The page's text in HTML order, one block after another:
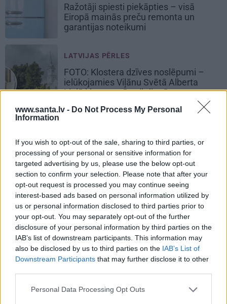
www.santa.lv - Do Not Process My Personal
Information
If you wish to opt-out of the sale, sharing to third parties, or
processing of your personal or sensitive information for
targeted advertising by us, please use the below opt-out
section to confirm your selection. Please note that after your
opt-out request is processed you may continue seeing
interest-based ads based on personal information utilized by
us or personal information disclosed to third parties prior to
your opt-out. You may separately opt-out of the further
disclosure of your personal information by third parties on the
IAB’s list of downstream participants. This information may
also be disclosed by us to third parties on the IAB’s List of
Downstream Participants that may further disclose it to other
Personal Data Processing Opt Outs
Ražotāji spiesti piekāpties – visā
Eiropā mainās preču remonta un
garantijas noteikumi
LATVIJAS PĒRLES
FOTO: Klostera dzīves noslēpumi –
ielūkojamies Viļānu Svētā Alberta
Lielā klostera tēvu ikdienā
«Mana eksistences forma kopš
bērnības – cīņa.» Lauris Dzelzītis par
panikas lēkmēm, vientulību un
atgriešanos teātrī
PRIVĀTĀ DZĪVE
ZIŅAS